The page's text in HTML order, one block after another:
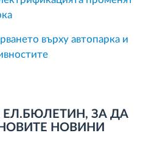
върху автопарка и
ЕЛ.БЮЛЕТИН, ЗА ДА
НОВИНИ